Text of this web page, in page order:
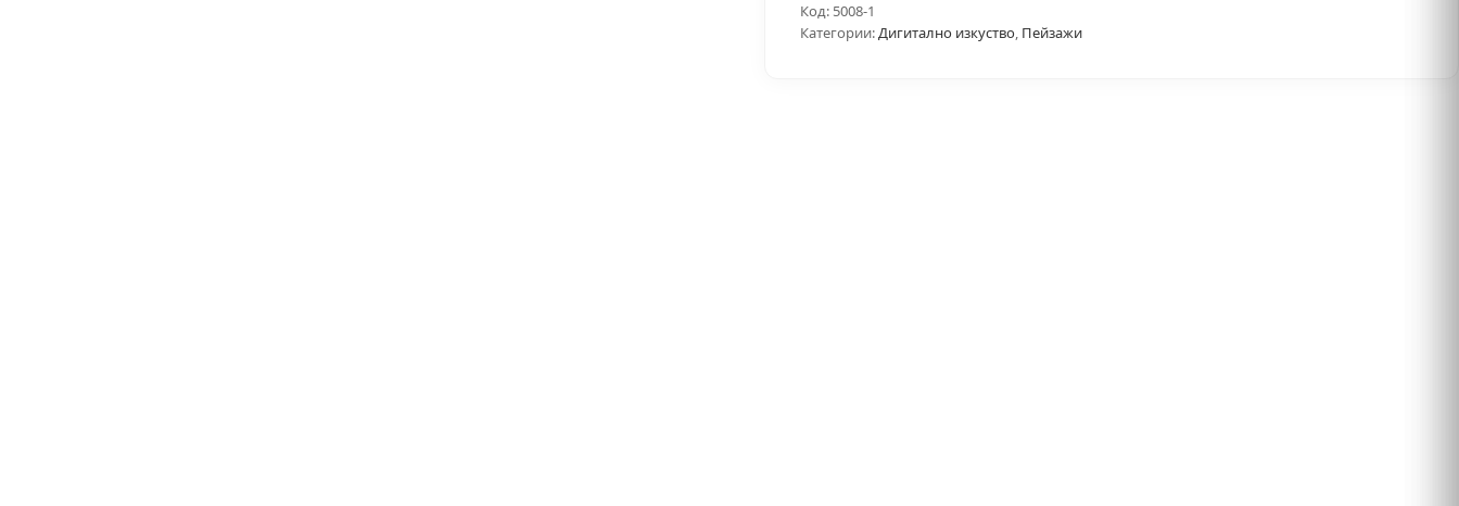
Код: 5008-1
Категории:Дигитално изкуство, Пейзажи